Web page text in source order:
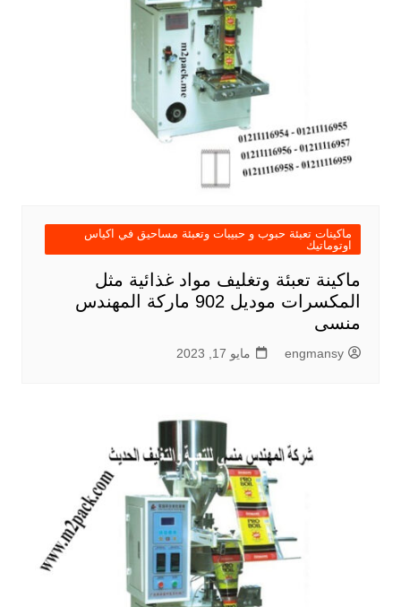
ماكينات تعبئة حبوب و حبيبات وتعبئة مساحيق في اكياس
اوتوماتيك
ماكينة تعبئة وتغليف مواد غذائية مثل
المكسرات موديل 902 ماركة المهندس
منسى
engmansy مايو 17, 2023